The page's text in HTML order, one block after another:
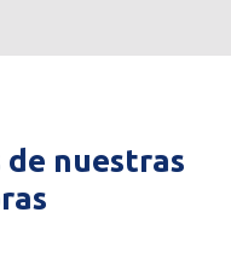
de nuestras